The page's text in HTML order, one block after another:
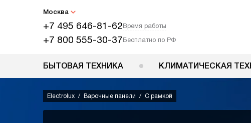
Москва
+7 495 646-81-62Время работы
+7 800 555-30-37Бесплатно по РФ
БЫТОВАЯ ТЕХНИКА КЛИМАТИЧЕСКАЯ
Electrolux Варочные панели С рамкой